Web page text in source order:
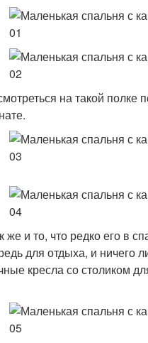
на такой
же и то, что редко его в
для отдыха, и
кресла со столиком